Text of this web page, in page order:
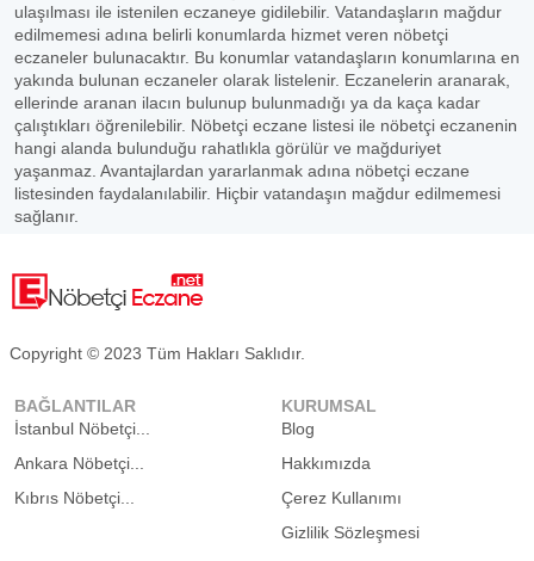
ulaşılması ile istenilen eczaneye gidilebilir. Vatandaşların mağdur
edilmemesi adına belirli konumlarda hizmet veren nöbetçi
eczaneler bulunacaktır. Bu konumlar vatandaşların konumlarına en
yakında bulunan eczaneler olarak listelenir. Eczanelerin aranarak,
ellerinde aranan ilacın bulunup bulunmadığı ya da kaça kadar
çalıştıkları öğrenilebilir. Nöbetçi eczane listesi ile nöbetçi eczanenin
hangi alanda bulunduğu rahatlıkla görülür ve mağduriyet
yaşanmaz. Avantajlardan yararlanmak adına nöbetçi eczane
listesinden faydalanılabilir. Hiçbir vatandaşın mağdur edilmemesi
sağlanır.
Copyright © 2023 Tüm Hakları Saklıdır.
BAĞLANTILAR
İstanbul Nöbetçi...
Ankara Nöbetçi...
Kıbrıs Nöbetçi...
KURUMSAL
Blog
Hakkımızda
Çerez Kullanımı
Gizlilik Sözleşmesi